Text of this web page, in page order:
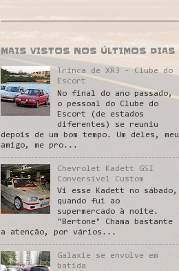
MAIS VISTOS NOS ÚLTIMOS DIAS
Trinca de XR3 - Clube do
Escort
No final do ano passado,
o pessoal do Clube do
Escort (de estados
diferentes) se reuniu
depois de um bom tempo. Um deles, meu
amigo, me pro...
Chevrolet Kadett GSI
Conversível Custom
Vi esse Kadett no sábado,
quando fui ao
supermercado à noite.
"Bertone" Chama bastante
a atenção, por vários...
Galaxie se envolve em
batida